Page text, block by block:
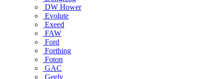
DW Hower
Evolute
Exeed
FAW
Ford
Forthing
Foton
GAC
Geely